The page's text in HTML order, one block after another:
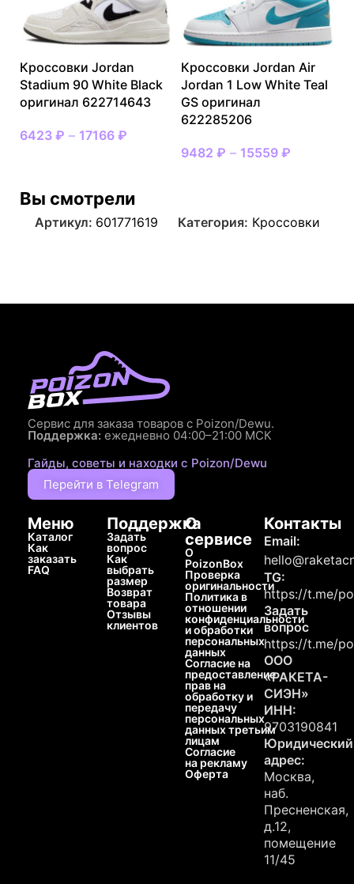
Кроссовки Jordan
Stadium 90 White Black
оригинал 622714643
6423 ₽ – 17166 ₽
Кроссовки Jordan Air
Jordan 1 Low White Teal
GS оригинал
622285206
9482 ₽ – 15559 ₽
Вы смотрели
Артикул: 601771619 Категория: Кроссовки
Сервис для заказа товаров с Poizon/Dewu.
Поддержка: ежедневно 04:00–21:00 МСК
Гайды, советы и находки с Poizon/Dewu
Перейти в Telegram
Меню
Каталог
Как
заказать
FAQ
Поддержка
Задать
вопрос
Как
выбрать
размер
Возврат
товара
Отзывы
клиентов
О
сервисе
О
PoizonBox
Проверка
оригинальности
Политика в
отношении
конфиденциальности
и обработки
персональных
данных
Согласие на
предоставление
прав на
обработку и
передачу
персональных
данных третьим
лицам
Согласие
на рекламу
Оферта
Контакты
Email:
TG:
https://t.me/
Задать
вопрос
https://t.me/
ООО
«РАКЕТА-
СИЭН»
ИНН:
9703190841
Юридический
адрес:
Москва,
наб.
Пресненская,
д.12,
помещение
11/45